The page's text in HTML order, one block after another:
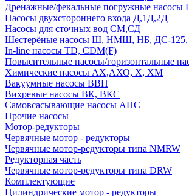
Дренажные/фекальные погружные
Насосы двухстороннего входа Д,1Д,2Д
Насосы для сточных вод СМ,СД
Шестерёные насосы Ш, НМШ, НБ, ДС-125,
In-line насосы TD, CDM(F)
Повысительные насосы/горизонтальные
Химические насосы АХ,АХО, Х, ХМ
Вакуумные насосы ВВН
Вихревые насосы ВК, ВКС
Самовсасывающие насосы АНС
Прочие насосы
Мотор-редукторы
Червячные мотор - редукторы
Червячные мотор-редукторы типа NMRW
Редукторная часть
Червячные мотор-редукторы типа DRW
Комплектующие
Цилиндрические мотор - редукторы